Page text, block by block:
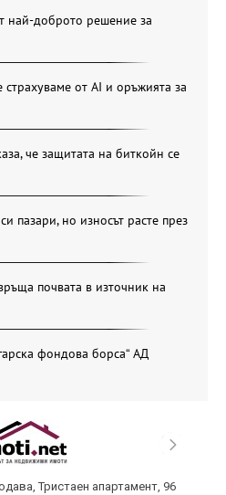
най-доброто решение за
от AI и оръжията за
че защитата на биткойн се
пазари, но износът расте през
почвата в източник на
фондова борса“ АД
Тристаен апартамент, 96